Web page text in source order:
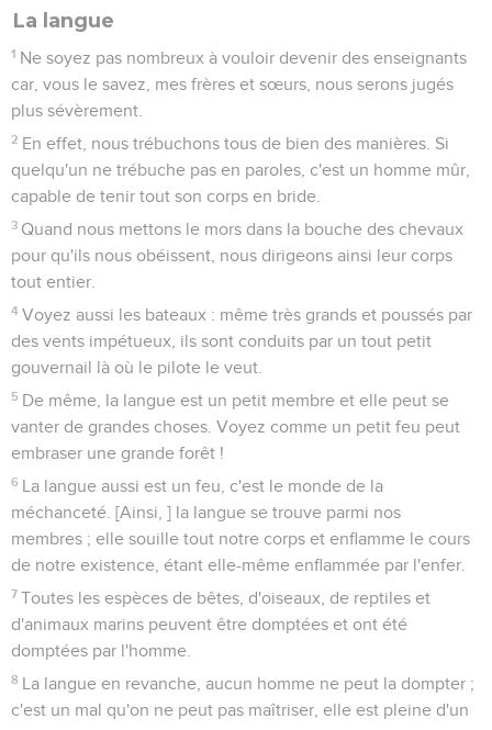
La langue
1 Ne soyez pas nombreux à vouloir devenir des enseignants
car, vous le savez, mes frères et sœurs, nous serons jugés
plus sévèrement.
2 En effet, nous trébuchons tous de bien des manières. Si
quelqu'un ne trébuche pas en paroles, c'est un homme mûr,
capable de tenir tout son corps en bride.
3 Quand nous mettons le mors dans la bouche des chevaux
pour qu'ils nous obéissent, nous dirigeons ainsi leur corps
tout entier.
4 Voyez aussi les bateaux : même très grands et poussés par
des vents impétueux, ils sont conduits par un tout petit
gouvernail là où le pilote le veut.
5 De même, la langue est un petit membre et elle peut se
vanter de grandes choses. Voyez comme un petit feu peut
embraser une grande forêt !
6 La langue aussi est un feu, c'est le monde de la
méchanceté. [Ainsi, ] la langue se trouve parmi nos
membres ; elle souille tout notre corps et enflamme le cours
de notre existence, étant elle-même enflammée par l'enfer.
7 Toutes les espèces de bêtes, d'oiseaux, de reptiles et
d'animaux marins peuvent être domptées et ont été
domptées par l'homme.
8 La langue en revanche, aucun homme ne peut la dompter ;
c'est un mal qu'on ne peut pas maîtriser, elle est pleine d'un